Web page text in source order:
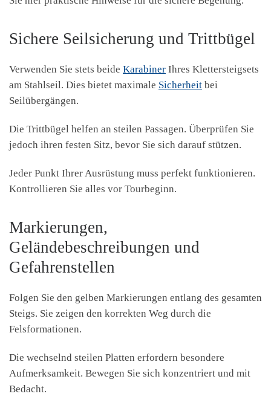
Sichere Seilsicherung und Trittbügel
Verwenden Sie stets beide Karabiner Ihres Klettersteigsets
am Stahlseil. Dies bietet maximale Sicherheit bei
Seilübergängen.
Die Trittbügel helfen an steilen Passagen. Überprüfen Sie
jedoch ihren festen Sitz, bevor Sie sich darauf stützen.
Jeder Punkt Ihrer Ausrüstung muss perfekt funktionieren.
Kontrollieren Sie alles vor Tourbeginn.
Markierungen,
Geländebeschreibungen und
Gefahrenstellen
Folgen Sie den gelben Markierungen entlang des gesamten
Steigs. Sie zeigen den korrekten Weg durch die
Felsformationen.
Die wechselnd steilen Platten erfordern besondere
Aufmerksamkeit. Bewegen Sie sich konzentriert und mit
Bedacht.